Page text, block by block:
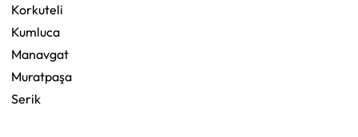
Korkuteli
Kumluca
Manavgat
Muratpaşa
Serik